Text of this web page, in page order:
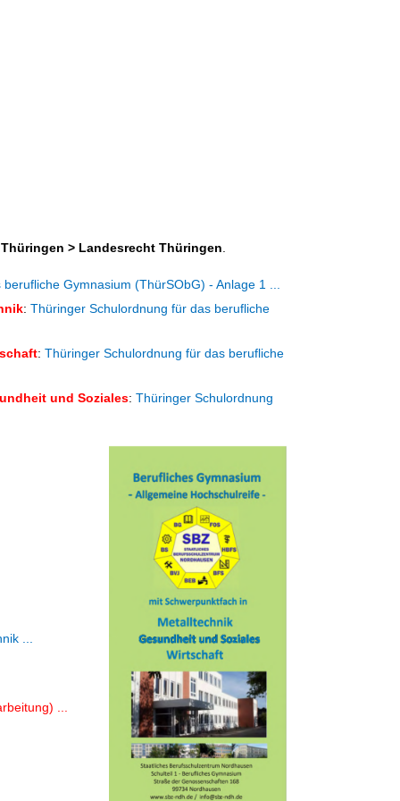
> Landesrecht Thüringen
Gymnasium (ThürSObG) - Anlage 1 ...
: Thüringer Schulordnung für das berufliche
: Thüringer Schulordnung für das berufliche
und Soziales: Thüringer Schulordnung
...
...